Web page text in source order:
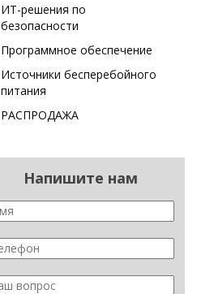
ИТ-решения по
безопасности
Программное обеспечение
Источники бесперебойного
питания
РАСПРОДАЖА
Напишите нам